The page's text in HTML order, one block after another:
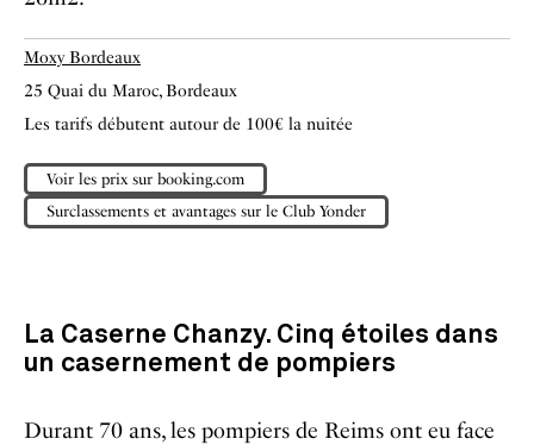
Moxy Bordeaux
25 Quai du Maroc, Bordeaux
Les tarifs débutent autour de 100€ la nuitée
Voir les prix sur booking.com
Surclassements et avantages sur le Club Yonder
La Caserne Chanzy. Cinq étoiles dans
un casernement de pompiers
Durant 70 ans, les pompiers de Reims ont eu face